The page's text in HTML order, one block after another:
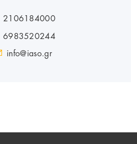
2106184000
6983520244
info@iaso.gr